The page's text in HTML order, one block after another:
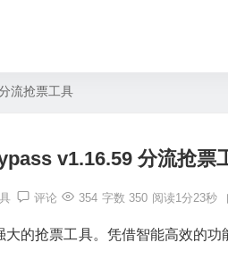
流抢票工具
v1.16.59 分流抢票
评论 354 字数 350 阅读1分23秒
的抢票工具。凭借智能高效的